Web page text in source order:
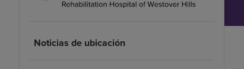
Noticias de ubicación